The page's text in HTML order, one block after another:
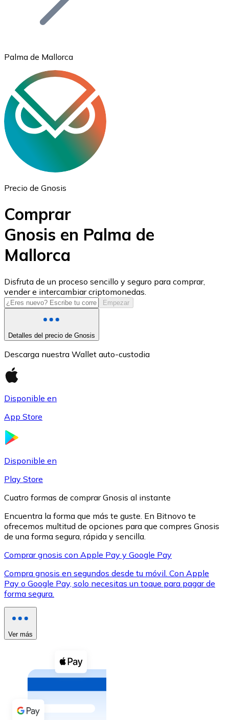
Ethereum
ETH
USD Coin
USDC
XRP
XRP
Efectivo
Comprar con efectivo
Transferencia SEPA
Añade fondos a tu cuenta Bitnovo o realiza compras
Palma de Mallorca
Precio de Gnosis
Comprar
Gnosis en Palma de
Mallorca
Disfruta de un proceso sencillo y seguro para comprar,
vender e intercambiar criptomonedas.
Empezar
Detalles del precio de Gnosis
Descarga nuestra Wallet auto-custodia
Disponible en
App Store
Disponible en
Play Store
Cuatro formas de comprar Gnosis al instante
Encuentra la forma que más te guste. En Bitnovo te
ofrecemos multitud de opciones para que compres Gnosis
de una forma segura, rápida y sencilla.
Comprar gnosis con Apple Pay y Google Pay
Compra gnosis en segundos desde tu móvil. Con Apple
Pay o Google Pay, solo necesitas un toque para pagar de
forma segura.
Ver más